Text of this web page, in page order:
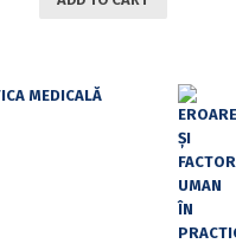
MEDICALĂ